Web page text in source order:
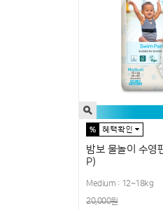
밤보 물놀이 수영
P)
Medium : 12~18kg
20,000원